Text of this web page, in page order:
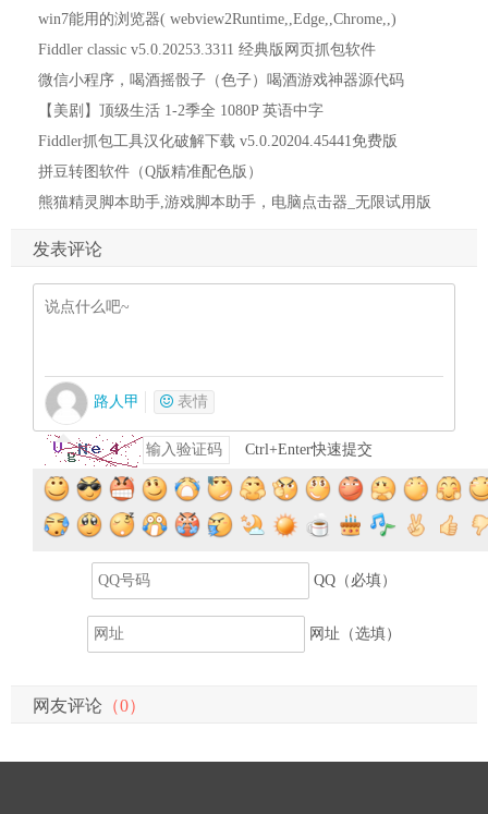
win7能用的浏览器( webview2Runtime,,Edge,,Chrome,,)
Fiddler classic v5.0.20253.3311 经典版网页抓包软件
微信小程序，喝酒摇骰子（色子）喝酒游戏神器源代码
【美剧】顶级生活 1-2季全 1080P 英语中字
Fiddler抓包工具汉化破解下载 v5.0.20204.45441免费版
拼豆转图软件（Q版精准配色版）
熊猫精灵脚本助手,游戏脚本助手，电脑点击器_无限试用版
发表评论
路人甲 表情
Ctrl+Enter快速提交
提交评论
QQ（必填）
网址（选填）
网友评论 （0）